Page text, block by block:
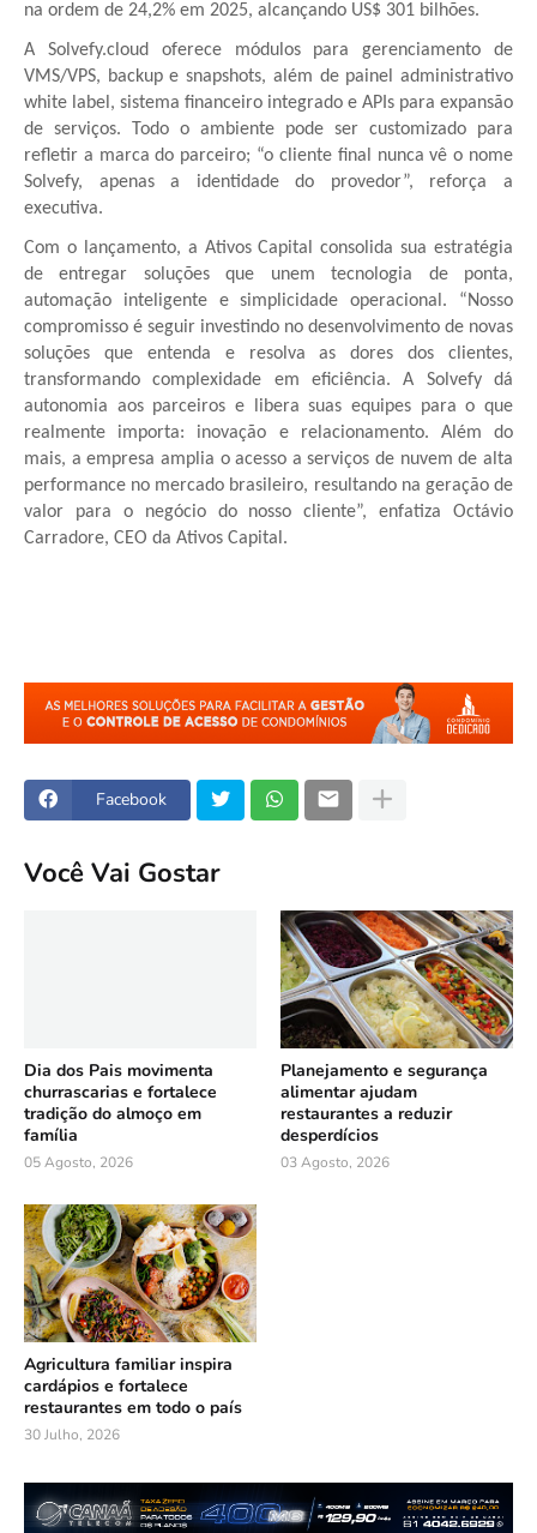
na ordem de 24,2% em 2025, alcançando US$ 301 bilhões.
A Solvefy.cloud oferece módulos para gerenciamento de
VMS/VPS, backup e snapshots, além de painel administrativo
white label, sistema financeiro integrado e APIs para expansão
de serviços. Todo o ambiente pode ser customizado para
refletir a marca do parceiro; “o cliente final nunca vê o nome
Solvefy, apenas a identidade do provedor”, reforça a
executiva.
Com o lançamento, a Ativos Capital consolida sua estratégia
de entregar soluções que unem tecnologia de ponta,
automação inteligente e simplicidade operacional. “Nosso
compromisso é seguir investindo no desenvolvimento de novas
soluções que entenda e resolva as dores dos clientes,
transformando complexidade em eficiência. A Solvefy dá
autonomia aos parceiros e libera suas equipes para o que
realmente importa: inovação e relacionamento. Além do
mais, a empresa amplia o acesso a serviços de nuvem de alta
performance no mercado brasileiro, resultando na geração de
valor para o negócio do nosso cliente”, enfatiza Octávio
Carradore, CEO da Ativos Capital.
Facebook
Você Vai Gostar
Dia dos Pais movimenta
churrascarias e fortalece
tradição do almoço em
família
05 Agosto, 2026
Planejamento e segurança
alimentar ajudam
restaurantes a reduzir
desperdícios
03 Agosto, 2026
Agricultura familiar inspira
cardápios e fortalece
restaurantes em todo o país
30 Julho, 2026